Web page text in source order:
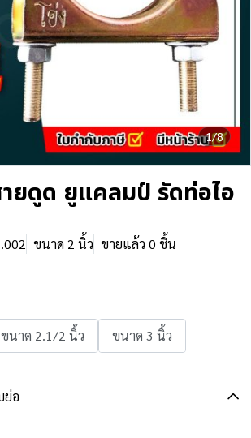
1/8
ยดูด ยูแคลมป์ รัดท่อไอ
ขนาด 2 นิ้ว ขายแล้ว 0 ชิ้น
ขนาด 2.1/2 นิ้ว
ขนาด 3 นิ้ว
ย่อ